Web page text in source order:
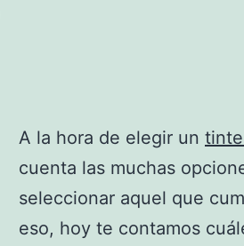
A la hora de elegir un tinte
cuenta las muchas
seleccionar aquel que
eso, hoy te contamos